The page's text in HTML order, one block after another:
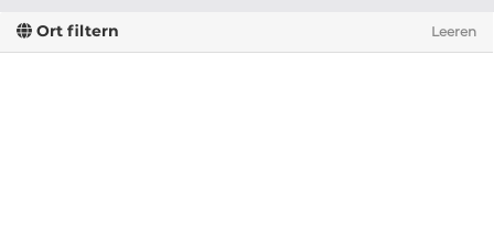
Ort filtern Leeren